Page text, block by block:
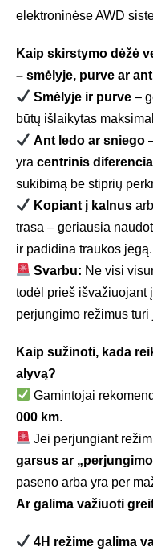
elektroninėse AWD
Kaip skirstymo dėžė
– smėlyje, purve ar
Smėlyje ir purve –
būtų išlaikytas
Ant ledo ar sniego
yra centrinis
sukibimą be stiprių
Kopiant į kalnus
trasa – geriausia
ir padidina traukos jėgą.
Svarbu: Ne visi
todėl prieš išvažiuojant
perjungimo režimus
Kaip sužinoti, kada
alyvą?
Gamintojai
000 km.
Jei perjungiant
garsus ar
paseno arba yra per
Ar galima važiuoti
4H režime galima